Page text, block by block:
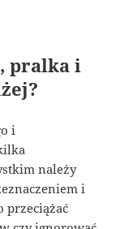
pralka i
i
należy
i
przeciążać